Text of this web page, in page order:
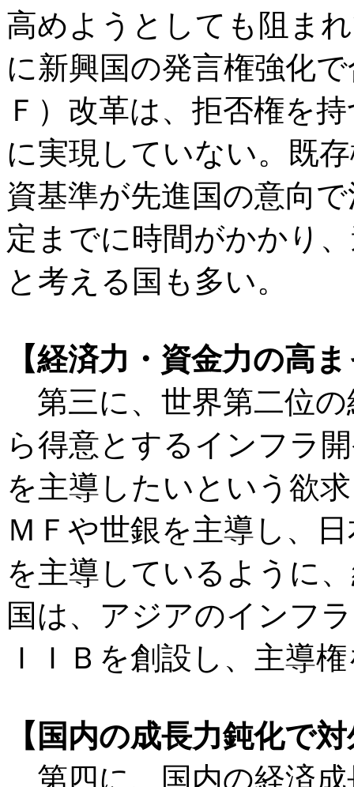
高めようとしても阻ま
に新興国の発言権強化
Ｆ）改革は、拒否権を
に実現していない。既
資基準が先進国の意向
定までに時間がかかり
と考える国も多い。
【経済力・資金力の高
第三に、世界第二位の
ら得意とするインフラ
を主導したいという欲
ＭＦや世銀を主導し、
を主導しているように
国は、アジアのインフ
ＩＩＢを創設し、主導
【国内の成長力鈍化で
第四に、国内の経済成